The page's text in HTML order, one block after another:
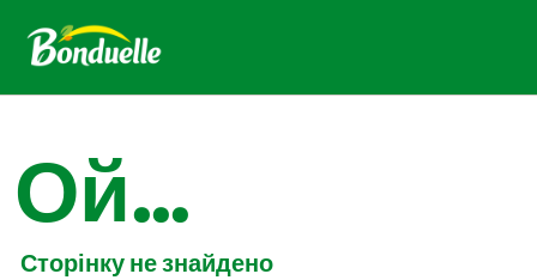
Ой...
Сторінку не знайдено